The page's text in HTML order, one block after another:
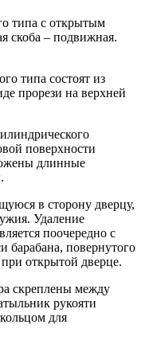
типа с открытым
скоба – подвижная.
типа состоят из
прорези на верхней
поверхности
длинные
в сторону дверцу,
Удаление
поочередно с
барабана, повернутого
открытой дверце.
скреплены между
рукояти
для